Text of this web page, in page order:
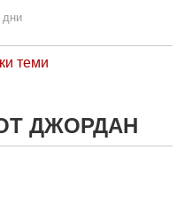
дни
теми
ДЖОРДАН